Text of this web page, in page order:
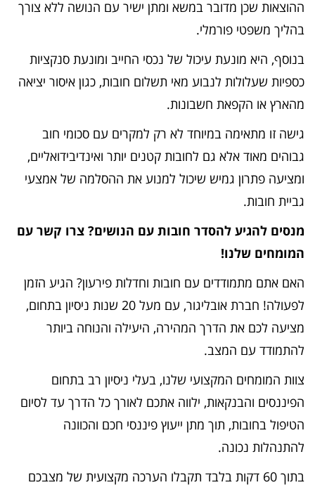
ההוצאות שכן מדובר במשא ומתן ישיר עם הנושה ללא צורך
בהליך משפטי פורמלי.
בנוסף, היא מונעת עיכול של נכסי החייב ומונעת סנקציות
כספיות שעלולות לנבוע מאי תשלום חובות, כגון איסור יציאה
מהארץ או הקפאת חשבונות.
גישה זו מתאימה במיוחד לא רק למקרים עם סכומי חוב
גבוהים מאוד אלא גם לחובות קטנים יותר ואינדיבידואליים,
ומציעה פתרון גמיש שיכול למנוע את ההסלמה של אמצעי
גביית חובות.
מנסים להגיע להסדר חובות עם הנושים? צרו קשר עם
המומחים שלנו!
האם אתם מתמודדים עם חובות וחדלות פירעון? הגיע הזמן
לפעולה! חברת אובליגור, עם מעל 20 שנות ניסיון בתחום,
מציעה לכם את הדרך המהירה, היעילה והנוחה ביותר
להתמודד עם המצב.
צוות המומחים המקצועי שלנו, בעלי ניסיון רב בתחום
הפיננסים והבנקאות, ילווה אתכם לאורך כל הדרך עד לסיום
הטיפול בחובות, תוך מתן ייעוץ פיננסי חכם והכוונה
להתנהלות נכונה.
בתוך 60 דקות בלבד תקבלו הערכה מקצועית של מצבכם